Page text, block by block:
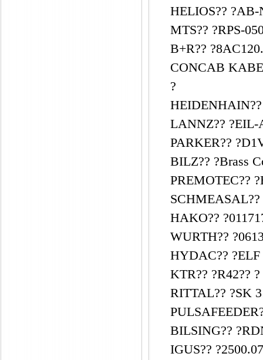
HELIOS?? ?AB-
MTS?? ?RPS-
B+R??
CONCAB
?
HEIDENHAIN??
LANNZ?? ?EIL-
PARKER??
BILZ?? ?Brass
PREMOTEC??
HAKO??
WURTH??
HYDAC?? ?ELF
KTR?? ?R42?? ?
RITTAL?? ?SK
BILSING??
IGUS??